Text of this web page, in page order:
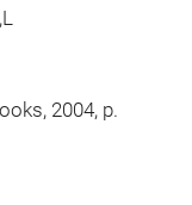
2004, p.